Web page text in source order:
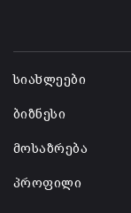
სიახლეები
ბიზნესი
მოსაზრება
პროფილი